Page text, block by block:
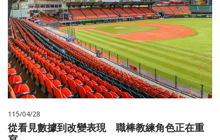
115/04/28
從看見數據到改變表現 職棒教練角色正在重